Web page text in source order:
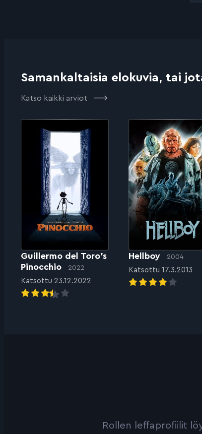
Samankaltaisia elokuvia, tai
Katso kaikki arviot
Guillermo del Toro’s
Pinocchio
2022
Katsottu 23.12.2022
Hellboy 2004
Katsottu 17.3.2013
Rollen leffaprofiilit